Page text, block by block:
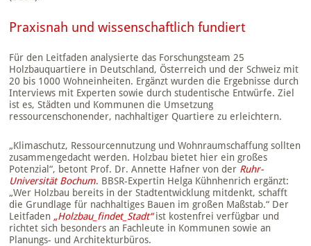
Praxisnah und wissenschaftlich fundiert
Für den Leitfaden analysierte das Forschungsteam 25
Holzbauquartiere in Deutschland, Österreich und der Schweiz mit
20 bis 1000 Wohneinheiten. Ergänzt wurden die Ergebnisse durch
Interviews mit Experten sowie durch studentische Entwürfe. Ziel
ist es, Städten und Kommunen die Umsetzung
ressourcenschonender, nachhaltiger Quartiere zu erleichtern.
„Klimaschutz, Ressourcennutzung und Wohnraumschaffung sollten
zusammengedacht werden. Holzbau bietet hier ein großes
Potenzial“, betont Prof. Dr. Annette Hafner von der Ruhr-
Universität Bochum. BBSR-Expertin Helga Kühnhenrich ergänzt:
„Wer Holzbau bereits in der Stadtentwicklung mitdenkt, schafft
die Grundlage für nachhaltiges Bauen im großen Maßstab.“ Der
Leitfaden „Holzbau_findet_Stadt“ist kostenfrei verfügbar und
richtet sich besonders an Fachleute in Kommunen sowie an
Planungs- und Architekturbüros.